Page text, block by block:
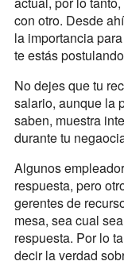
con otro. Desde
la importancia
te estás
No dejes que tu
salario, aunque la
saben, muestra
durante tu
Algunos
respuesta, pero
gerentes de
mesa, sea cual
respuesta. Por lo
decir la verdad